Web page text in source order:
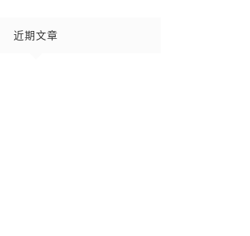
近期文章